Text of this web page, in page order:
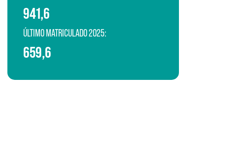
941,6
ÚLTIMO MATRICULADO 2025:
659,6